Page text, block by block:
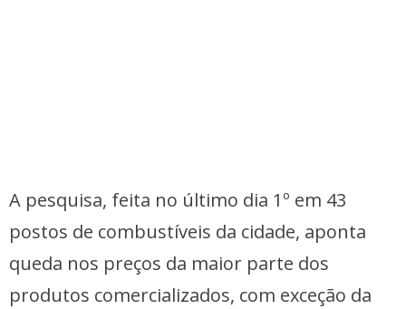
A pesquisa, feita no último dia 1º em 43
postos de combustíveis da cidade, aponta
queda nos preços da maior parte dos
produtos comercializados, com exceção da